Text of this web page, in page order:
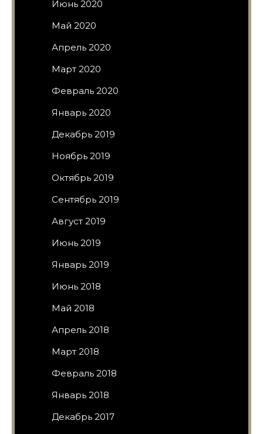
Июнь 2020
Май 2020
Апрель 2020
Март 2020
Февраль 2020
Январь 2020
Декабрь 2019
Ноябрь 2019
Октябрь 2019
Сентябрь 2019
Август 2019
Июнь 2019
Январь 2019
Июнь 2018
Май 2018
Апрель 2018
Март 2018
Февраль 2018
Январь 2018
Декабрь 2017